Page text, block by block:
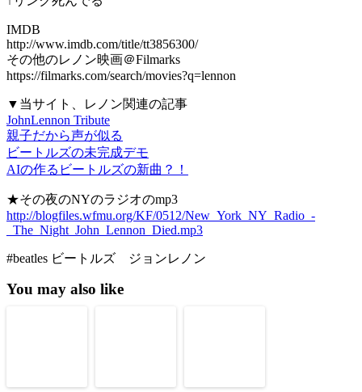
IMDB
http://www.imdb.com/title/tt3856300/
その他のレノン映画＠Filmarks
https://filmarks.com/search/movies?q=lennon
▼当サイト、レノン関連の記事
JohnLennon Tribute
親子だから声が似る
ビートルズの未完成デモ
AIの作るビートルズの新曲？！
★その夜のNYのラジオのmp3
http://blogfiles.wfmu.org/KF/0512/New_York_NY_Radio_-
_The_Night_John_Lennon_Died.mp3
#beatles ビートルズ ジョンレノン
You may also like